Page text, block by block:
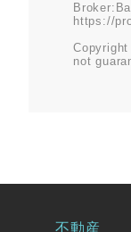
https://
not
不動産